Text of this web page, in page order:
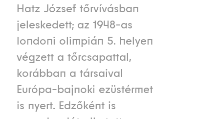
Hatz József tőrvívásban
jeleskedett; az 1948-as
londoni olimpián 5. helyen
végzett a tőrcsapattal,
korábban a társaival
Európa-bajnoki ezüstérmet
is nyert. Edzőként is